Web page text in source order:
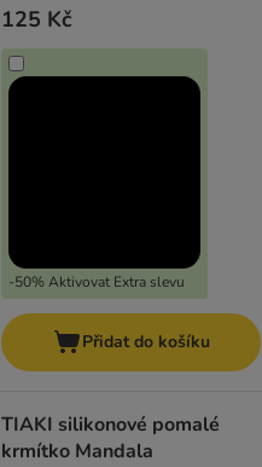
125 Kč
-50% Aktivovat Extra slevu
Přidat do košíku
TIAKI silikonové pomalé
krmítko Mandala